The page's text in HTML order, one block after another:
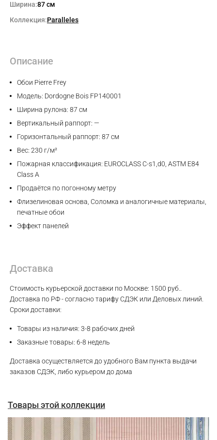
Ширина:87 см
Коллекция:Paralleles
Описание
Обои Pierre Frey
Модель: Dordogne Bois FP140001
Ширина рулона: 87 см
Вертикальный раппорт: —
Горизонтальный раппорт: 87 см
Вес: 230 г/м²
Пожарная классификация: EUROCLASS C-s1,d0, ASTM E84
Class A
Продаётся по погонному метру
Флизелиновая основа, Соломка и аналогичные материалы,
печатные обои
Эффект панелей
Доставка
Стоимость курьерской доставки по Москве: 1500 руб..
Доставка по РФ - согласно тарифу СДЭК или Деловых линий.
Сроки доставки:
Товары из наличия: 3-8 рабочих дней
Заказные товары: 6-8 недель
Доставка осуществляется до удобного Вам пункта выдачи
заказов СДЭК, либо курьером до дома
Товары этой коллекции
Telegram